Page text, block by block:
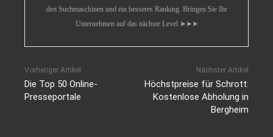
den Suchmaschinen und ein besseres Ranking. Bringen Sie Ihr
Unternehmen auf das nächste Level ➤➤➤
Vorheriger Artikel
Die Top 50 Online-
Presseportale
Nächster Artikel
Höchstpreise für Schrott:
Kostenlose Abholung in
Bergheim